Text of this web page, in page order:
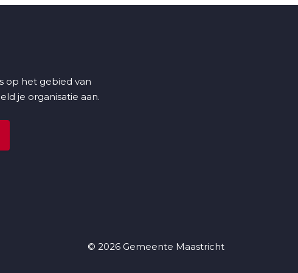
op het gebied van
je organisatie aan.
© 2026 Gemeente Maastricht